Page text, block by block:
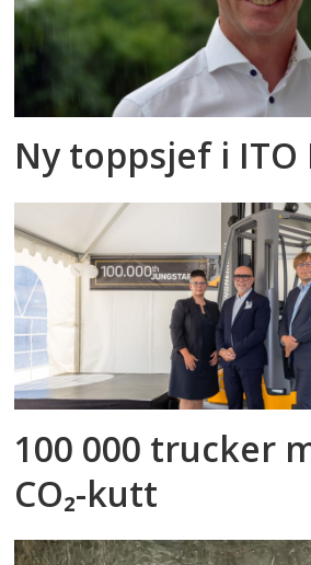
Ny toppsjef i ITO
100 000 trucker
CO₂-kutt